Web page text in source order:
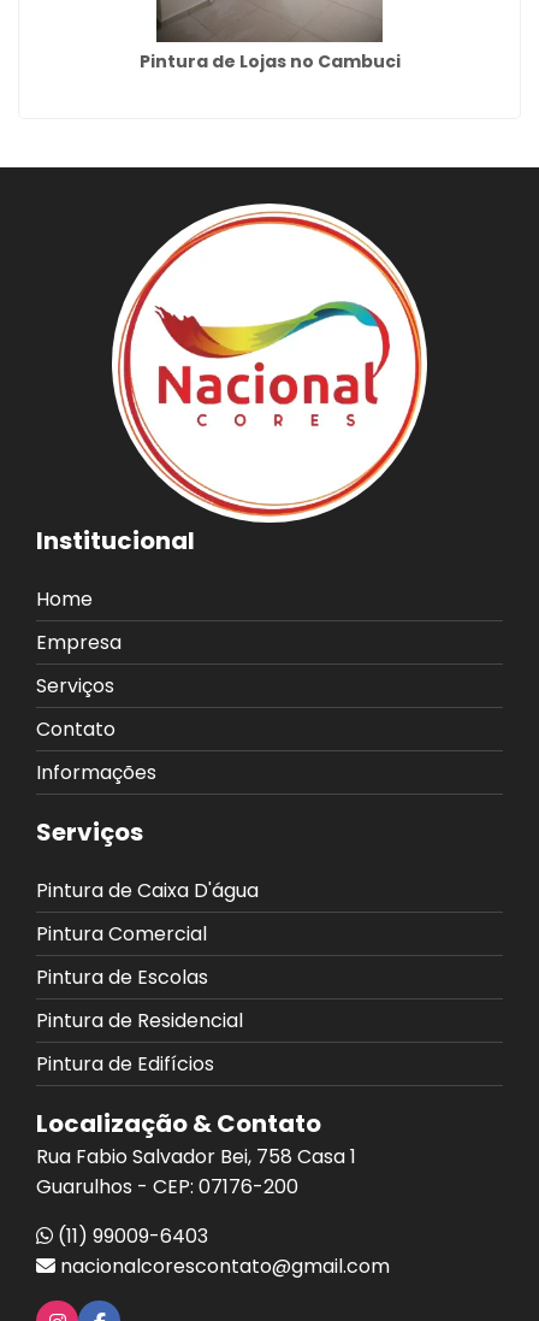
Pintura de Lojas no Cambuci
Institucional
Home
Empresa
Serviços
Contato
Informações
Serviços
Pintura de Caixa D'água
Pintura Comercial
Pintura de Escolas
Pintura de Residencial
Pintura de Edifícios
Localização & Contato
Rua Fabio Salvador Bei, 758 Casa 1
Guarulhos - CEP: 07176-200
(11) 99009-6403
nacionalcorescontato@gmail.com